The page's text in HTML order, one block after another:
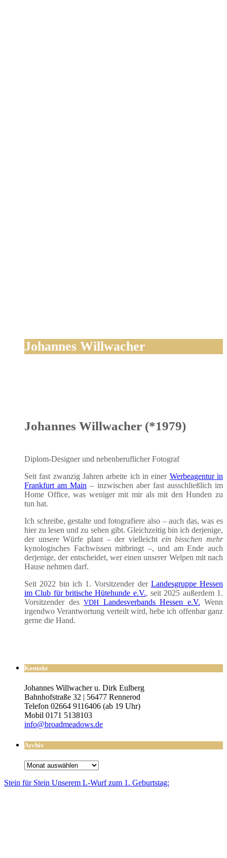
Johannes Willwacher
Johannes Willwacher (*1979)
Diplom-Desi­gner und neben­be­ruf­li­cher Fotograf
Seit fast zwan­zig Jah­ren arbei­te ich in einer Wer­be­agen­tur in
Frank­furt am Main – inzwi­schen aber fast aus­schließ­lich im
Home Office, was weni­ger mit mir als mit den Hun­den zu
tun hat.
Ich schrei­be, gestal­te und foto­gra­fie­re also – auch das, was es
hier zu lesen und zu sehen gibt. Gleich­zei­tig bin ich der­je­ni­ge,
der unse­re Wür­fe plant – der viel­leicht ein biss­chen mehr
kyno­lo­gi­sches Fach­wis­sen mit­bringt –, und am Ende auch
der­je­ni­ge, der ent­schei­det, wer einen unse­rer Wel­pen mit nach
Hau­se neh­men darf.
Seit 2022 bin ich 1. Vor­sit­zen­der der Lan­des­grup­pe Hes­sen
im Club für bri­ti­sche Hüte­hun­de e.V., seit 2025 außer­dem 1.
Vor­sit­zen­der des VDH Lan­des­ver­bands Hes­sen e.V. Wenn
irgend­wo Ver­ant­wor­tung ver­teilt wird, hebe ich offen­bar ganz
ger­ne die Hand.
Kontakt
Johannes Willwacher u. Dirk Eulberg
Bahnhofstraße 32 | 56477 Rennerod
Telefon 02664 9116406 (ab 19 Uhr)
Mobil 0171 5138103
info@broadmeadows.de
Archiv
Archiv
Stein für Stein Unse­rem L-Wurf zum 1. Geburtstag: